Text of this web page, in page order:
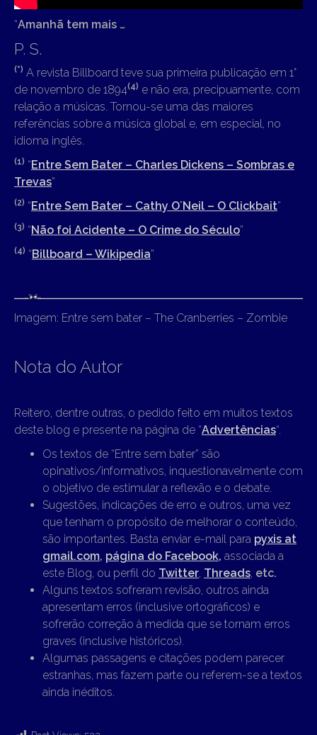
“Amanhã tem mais …
P. S.
(*) A revista Billboard teve sua primeira publicação em 1°
de novembro de 1894(4) e não era, precipuamente, com
relação a músicas. Tornou-se uma das maiores
referências sobre a música global e, em especial, no
idioma inglês.
(1) “Entre Sem Bater – Charles Dickens – Sombras e
Trevas”
(2) “Entre Sem Bater – Cathy O´Neil – O Clickbait”
(3) “Não foi Acidente – O Crime do Século”
(4) “Billboard – Wikipedia”
Imagem: Entre sem bater – The Cranberries – Zombie
Nota do Autor
Reitero, dentre outras, o pedido feito em muitos textos
deste blog e presente na página de “Advertências“.
Os textos de “Entre sem bater” são
opinativos/informativos, inquestionavelmente com
o objetivo de estimular a reflexão e o debate.
Sugestões, indicações de erro e outros, uma vez
que tenham o propósito de melhorar o conteúdo,
são importantes. Basta enviar e-mail para pyxis at
gmail.com, página do Facebook, associada a
este Blog, ou perfil do Twitter, Threads, etc.
Alguns textos sofreram revisão, outros ainda
apresentam erros (inclusive ortográficos) e
sofrerão correção à medida que se tornam erros
graves (inclusive históricos).
Algumas passagens e citações podem parecer
estranhas, mas fazem parte ou referem-se a textos
ainda inéditos.